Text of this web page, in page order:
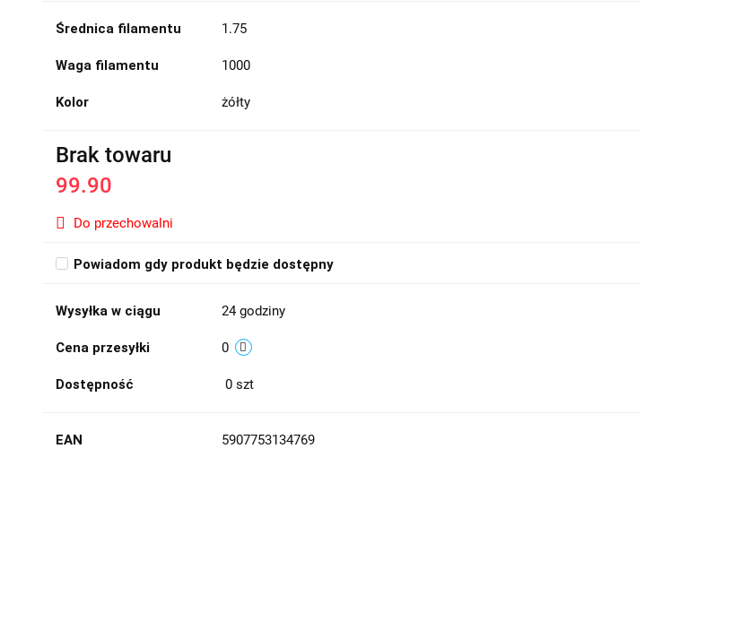
Średnica filamentu 1.75
Waga filamentu 1000
Kolor żółty
Brak towaru
99.90
Do przechowalni
Powiadom gdy produkt będzie dostępny
Wysyłka w ciągu 24 godziny
Cena przesyłki 0
Dostępność 0 szt
EAN 5907753134769